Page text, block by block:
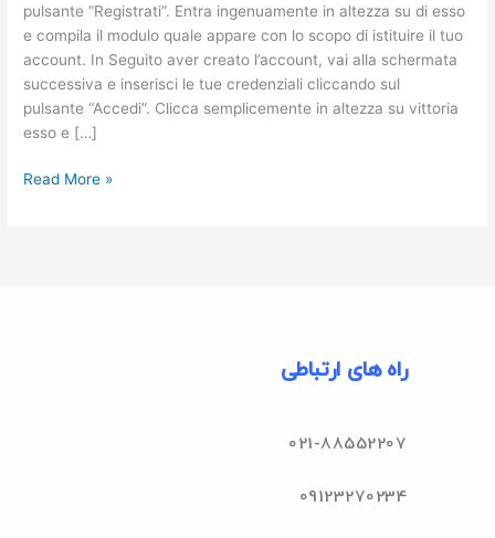
pulsante “Registrati”. Entra ingenuamente in altezza su di esso
e compila il modulo quale appare con lo scopo di istituire il tuo
account. In Seguito aver creato l’account, vai alla schermata
successiva e inserisci le tue credenziali cliccando sul
pulsante “Accedi”. Clicca semplicemente in altezza su vittoria
esso e […]
Account
Read More »
راه های ارتباطی
021-88552207
09123270234